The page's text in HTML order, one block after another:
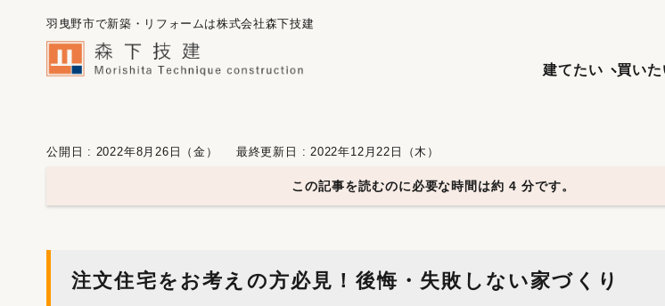
羽曳野市で新築・リフォームは株式会社森下技建
建てたい 買いた
公開日 : 2022年8月26日（金） 最終更新日 : 2022年12月22日（木）
この記事を読むのに必要な時間は約 4 分です。
注文住宅をお考えの方必見！後悔・失敗しない家づくり